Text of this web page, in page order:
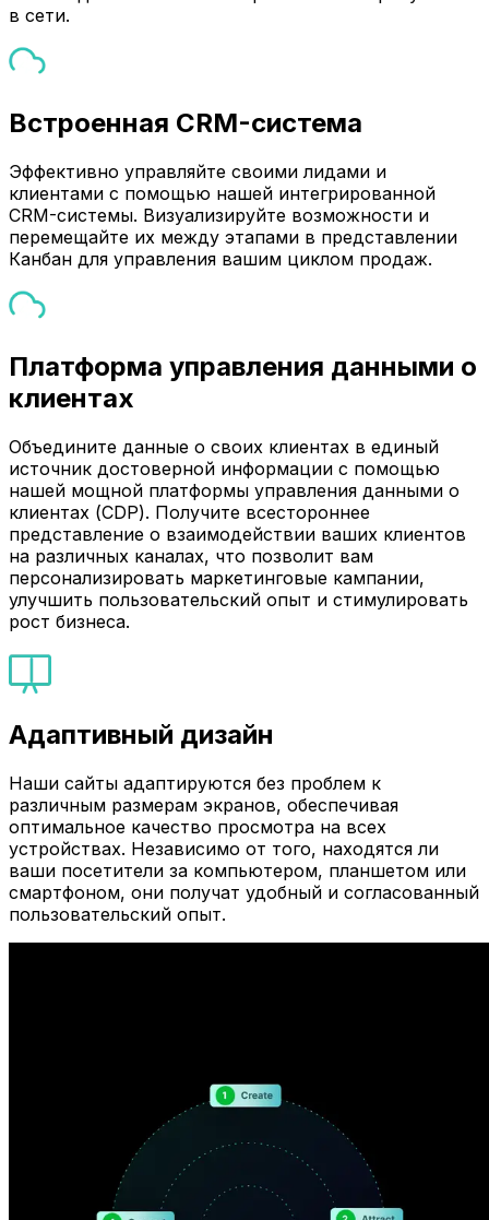
в сети.
Встроенная CRM-система
Эффективно управляйте своими лидами и
клиентами с помощью нашей интегрированной
CRM-системы. Визуализируйте возможности и
перемещайте их между этапами в представлении
Канбан для управления вашим циклом продаж.
Платформа управления данными о
клиентах
Объедините данные о своих клиентах в единый
источник достоверной информации с помощью
нашей мощной платформы управления данными о
клиентах (CDP). Получите всестороннее
представление о взаимодействии ваших клиентов
на различных каналах, что позволит вам
персонализировать маркетинговые кампании,
улучшить пользовательский опыт и стимулировать
рост бизнеса.
Адаптивный дизайн
Наши сайты адаптируются без проблем к
различным размерам экранов, обеспечивая
оптимальное качество просмотра на всех
устройствах. Независимо от того, находятся ли
ваши посетители за компьютером, планшетом или
смартфоном, они получат удобный и согласованный
пользовательский опыт.